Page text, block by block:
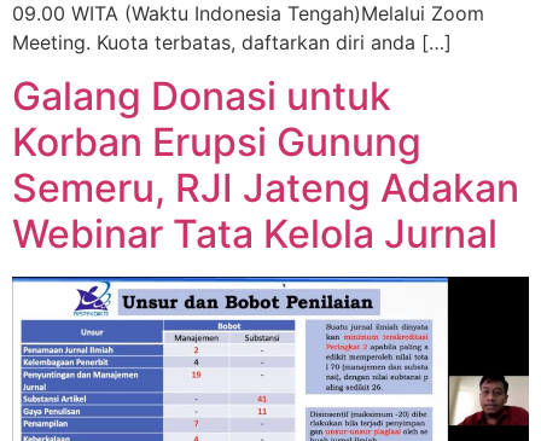
09.00 WITA (Waktu Indonesia Tengah)Melalui Zoom
Meeting. Kuota terbatas, daftarkan diri anda […]
Galang Donasi untuk
Korban Erupsi Gunung
Semeru, RJI Jateng Adakan
Webinar Tata Kelola Jurnal